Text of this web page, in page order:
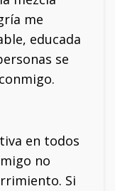
me
educada
se
en todos
no
Si